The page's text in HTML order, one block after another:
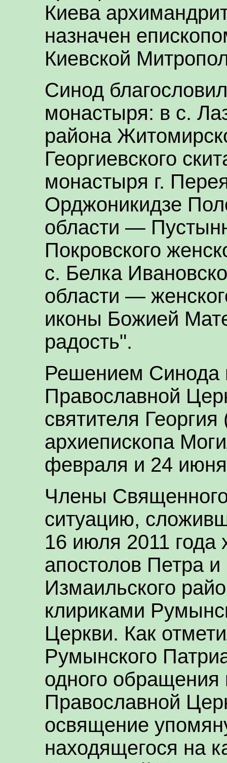
Киева
назначен
Киевской
Синод
монастыря: в с.
района
Георгиевского
монастыря г.
Орджоникидзе
области —
Покровского
с. Белка
области —
иконы Божией
радость".
Решением Синода
Православной
святителя Георгия
архиепископа
февраля и 24
Члены
ситуацию,
16 июля 2011 года
апостолов Петра
Измаильского
клириками
Церкви. Как
Румынского
одного обращения
Православной
освящение
находящегося на